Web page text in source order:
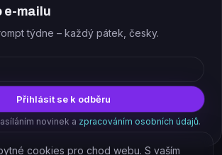
e-mailu
týdne – každý pátek, česky.
Přihlásit se k odběru
novinek a zpracováním osobních údajů.
cookies pro chod webu. S vaším